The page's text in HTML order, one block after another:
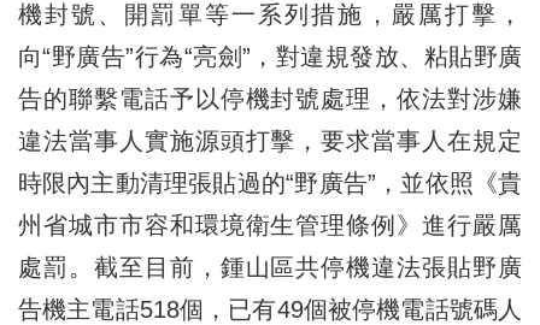
機封號、開罰單等一系列措施，嚴厲打擊，
向“野廣告”行為“亮劍”，對違規發放、粘貼野廣
告的聯繫電話予以停機封號處理，依法對涉嫌
違法當事人實施源頭打擊，要求當事人在規定
時限內主動清理張貼過的“野廣告”，並依照《貴
州省城市市容和環境衛生管理條例》進行嚴厲
處罰。截至目前，鍾山區共停機違法張貼野廣
告機主電話518個，已有49個被停機電話號碼人